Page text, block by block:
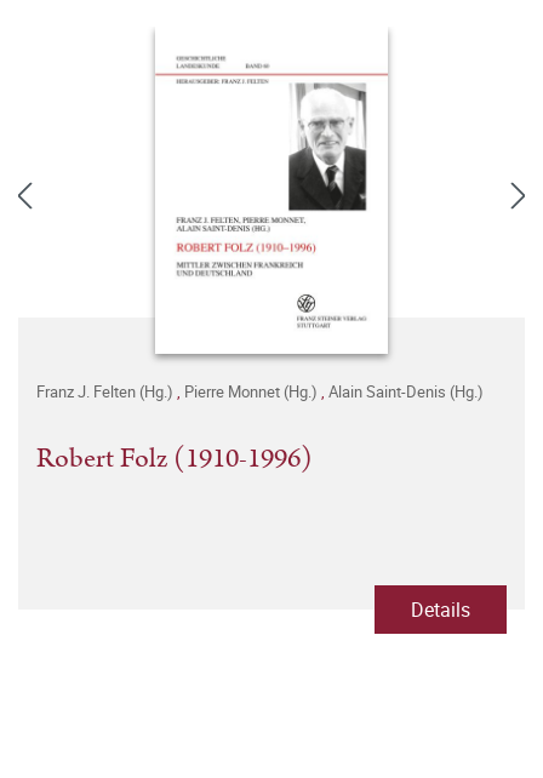
Franz J. Felten (Hg.) , Pierre Monnet (Hg.) , Alain Saint-Denis (Hg.)
Robert Folz (1910-1996)
Details